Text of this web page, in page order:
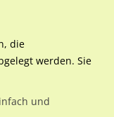
Westfalen
Stadt
Herzebrocker
die
werden. Sie
und